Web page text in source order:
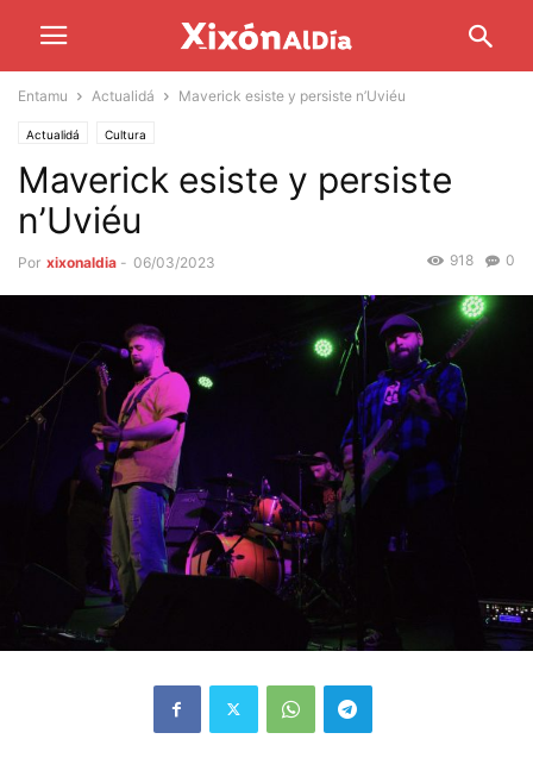
Entamu Actualidá Maverick esiste y persiste n’Uviéu
Actualidá Cultura
Maverick esiste y persiste
n’Uviéu
Por xixonaldia - 06/03/2023 0
918